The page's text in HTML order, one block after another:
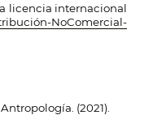
licencia internacional
NoComercial-
(2021).